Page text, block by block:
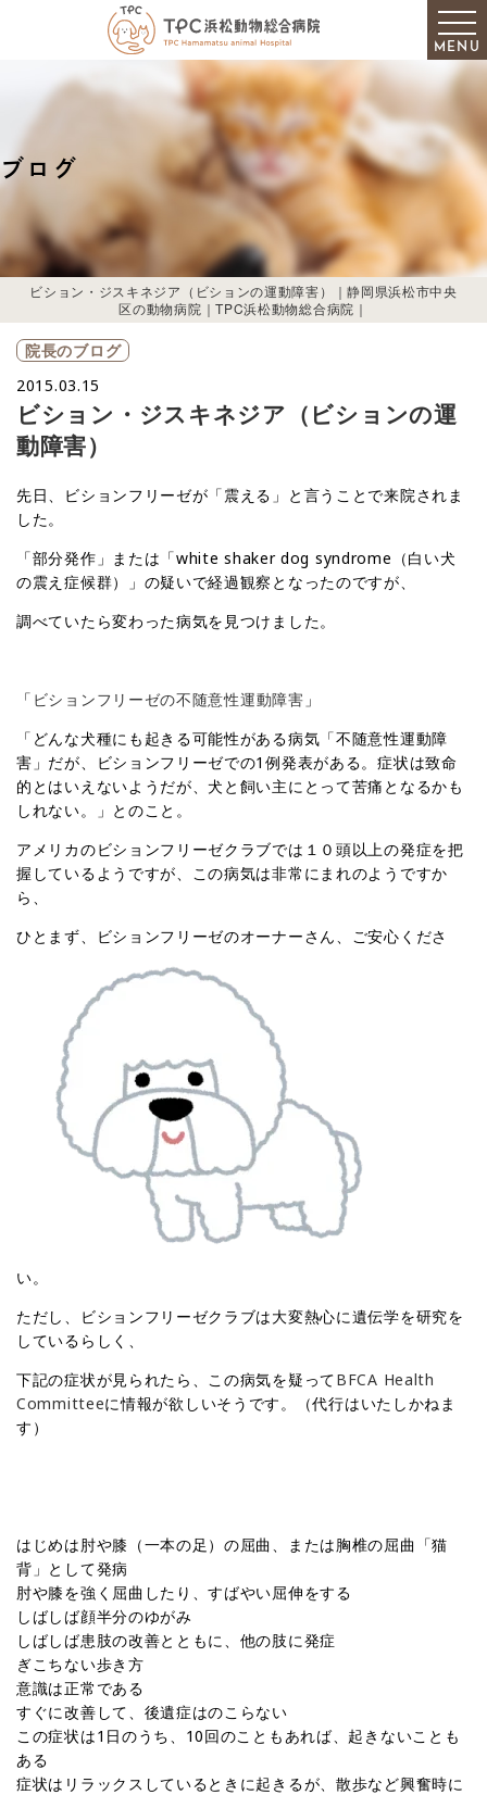
ブログ
ビション・ジスキネジア（ビションの運動障害）｜静岡県浜松市中央
区の動物病院｜TPC浜松動物総合病院｜
MENU
院長のブログ
2015.03.15
ビション・ジスキネジア（ビションの運
動障害）
先日、ビションフリーゼが「震える」と言うことで来院されま
した。
「部分発作」または「white shaker dog syndrome（白い犬
の震え症候群）」の疑いで経過観察となったのですが、
調べていたら変わった病気を見つけました。
「 ビションフリーゼの不随意性運動障害 」
「どんな犬種にも起きる可能性がある病気「不随意性運動障
害」だが、ビションフリーゼでの1例発表がある。症状は致命
的とはいえないようだが、犬と飼い主にとって苦痛となるかも
しれない。」とのこと。
アメリカのビションフリーゼクラブでは１０頭以上の発症を把
握しているようですが、この病気は非常にまれのようですか
ら、
ひとまず、ビションフリーゼのオーナーさん、ご安心くださ
い。
ただし、ビションフリーゼクラブは大変熱心に遺伝学を研究を
しているらしく、
下記の症状が見られたら、この病気を疑ってBFCA Health
Committeeに情報が欲しいそうです。（代行はいたしかねま
す）
はじめは肘や膝（一本の足）の屈曲、または胸椎の屈曲「猫
背」として発病
肘や膝を強く屈曲したり、すばやい屈伸をする
しばしば顔半分のゆがみ
しばしば患肢の改善とともに、他の肢に発症
ぎこちない歩き方
意識は正常である
すぐに改善して、後遺症はのこらない
この症状は1日のうち、10回のこともあれば、起きないことも
ある
症状はリラックスしているときに起きるが、散歩など興奮時に